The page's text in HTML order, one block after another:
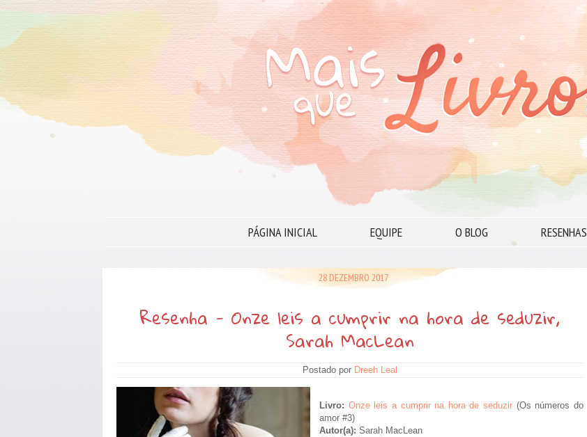
PÁGINA INICIAL EQUIPE O BLOG RESENHAS
28 DEZEMBRO 2017
Resenha - Onze leis a cumprir na hora de seduzir,
Sarah MacLean
Postado por Dreeh Leal
Livro: Onze leis a cumprir na hora de seduzir (Os números do
amor #3)
Autor(a): Sarah MacLean